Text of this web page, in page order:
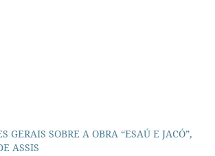
GERAIS SOBRE A OBRA “ESAÚ E JACÓ”,
ASSIS